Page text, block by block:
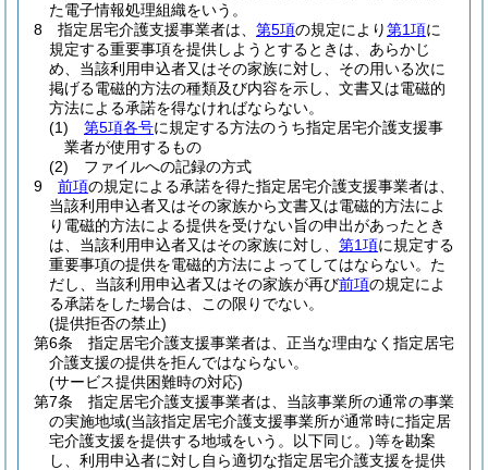
た電子情報処理組織をいう。
8
指定居宅介護支援事業者は、 第5項の規定により第1項に
規定する重要事項を提供しようとするときは、あらかじ
め、当該利用申込者又はその家族に対し、その用いる次に
掲げる電磁的方法の種類及び内容を示し、文書又は電磁的
方法による承諾を得なければならない。
(1)
第5項各号に規定する方法のうち指定居宅介護支援事
業者が使用するもの
(2)
ファイルへの記録の方式
9
前項の規定による承諾を得た指定居宅介護支援事業者は、
当該利用申込者又はその家族から文書又は電磁的方法によ
り電磁的方法による提供を受けない旨の申出があったとき
は、当該利用申込者又はその家族に対し、 第1項に規定する
重要事項の提供を電磁的方法によってしてはならない。 た
だし、当該利用申込者又はその家族が再び前項の規定によ
る承諾をした場合は、この限りでない。
(提供拒否の禁止)
第6条
指定居宅介護支援事業者は、正当な理由なく指定居宅
介護支援の提供を拒んではならない。
(サービス提供困難時の対応)
第7条
指定居宅介護支援事業者は、当該事業所の通常の事業
の実施地域(当該指定居宅介護支援事業所が通常時に指定居
宅介護支援を提供する地域をいう。以下同じ。)等を勘案
し、利用申込者に対し自ら適切な指定居宅介護支援を提供